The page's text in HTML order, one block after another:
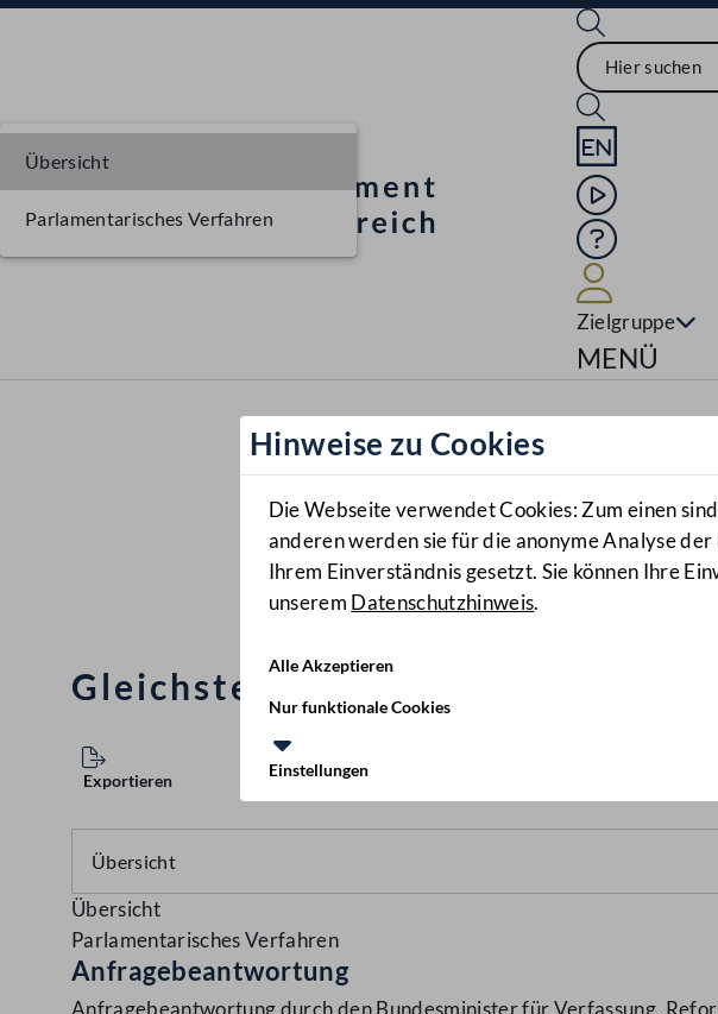
Sprache English
Mediathek
Hilfe
Zielgruppe
MENÜ
Hinweise zu Cookies
Die Webseite verwendet Cookies: Zum einen
anderen werden sie für die anonyme Analyse
Ihrem Einverständnis gesetzt. Sie können Ihre
unserem Datenschutzhinweis.
Alle Akzeptieren
Nur funktionale Cookies
Einstellungen
Gleichstellungsstrategie Ihres
Exportieren
Übersicht
Parlamentarisches Verfahren
Übersicht
Parlamentarisches Verfahren
Anfragebeantwortung
Anfragebeantwortung durch den Bundesminister für Verfassung,